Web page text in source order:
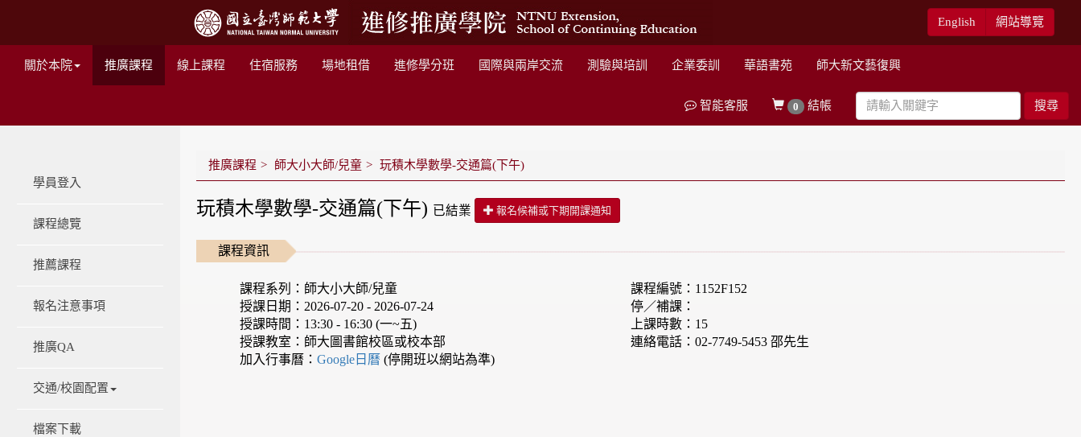
English 網站導覽
關於本院 推廣課程 線上課程 住宿服務 場地租借 進修學分班 國際與兩岸交流 測驗與培訓 企業委訓 華語書苑 師大新文藝復興
搜尋
0 結帳
智能客服
學員登入
課程總覽
推薦課程
報名注意事項
推廣QA
交通/校園配置
檔案下載
推廣課程 師大小大師/兒童 玩積木學數學-交通篇(下午)
玩積木學數學-交通篇(下午) 已結業 報名候補或下期開課通知
課程資訊
課程系列：師大小大師/兒童
課程編號：1152F152
授課日期：2026-07-20 - 2026-07-24
停／補課：
授課時間：13:30 - 16:30 (一~五)
上課時數：15
授課教室：師大圖書館校區或校本部
連絡電話：02-7749-5453 邵先生
加入行事曆：Google日曆(停開班以網站為準)